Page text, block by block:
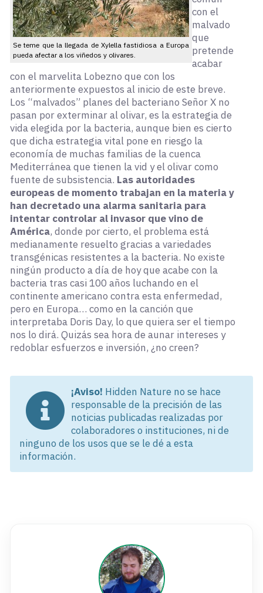
Se teme que la llegada de Xylella fastidiosa a Europa
pueda afectar a los viñedos y olivares.
con el
malvado
que
pretende
acabar
con el marvelita Lobezno que con los
anteriormente expuestos al inicio de este breve.
Los “malvados” planes del bacteriano Señor X no
pasan por exterminar al olivar, es la estrategia de
vida elegida por la bacteria, aunque bien es cierto
que dicha estrategia vital pone en riesgo la
economía de muchas familias de la cuenca
Mediterránea que tienen la vid y el olivar como
fuente de subsistencia. Las autoridades
europeas de momento trabajan en la materia y
han decretado una alarma sanitaria para
intentar controlar al invasor que vino de
América, donde por cierto, el problema está
medianamente resuelto gracias a variedades
transgénicas resistentes a la bacteria. No existe
ningún producto a día de hoy que acabe con la
bacteria tras casi 100 años luchando en el
continente americano contra esta enfermedad,
pero en Europa… como en la canción que
interpretaba Doris Day, lo que quiera ser el tiempo
nos lo dirá. Quizás sea hora de aunar intereses y
redoblar esfuerzos e inversión, ¿no creen?
¡Aviso! Hidden Nature no se hace
responsable de la precisión de las
noticias publicadas realizadas por
colaboradores o instituciones, ni de
ninguno de los usos que se le dé a esta
información.